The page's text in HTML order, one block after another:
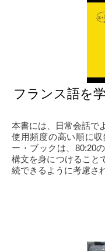
フランス語を
本書には、日常会話で
使用頻度の高い順に
ー・ブックは、80:20
構文を身につけること
続できるように考慮さ